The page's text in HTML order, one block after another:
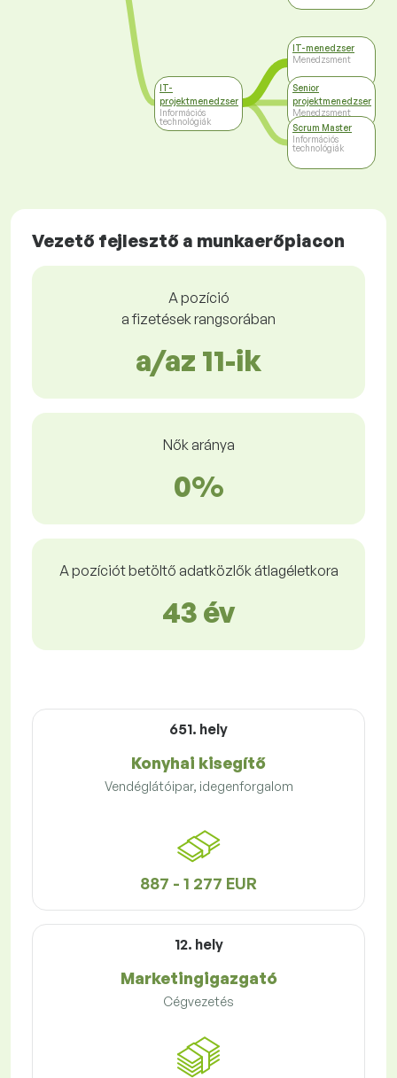
IT-
projektmenedzser
Információs
technológiák
IT-menedzser
Menedzsment
Senior
projektmenedzser
Menedzsment
Scrum Master
Információs
technológiák
Vezető fejlesztő a munkaerőpiacon
A pozíció
a fizetések rangsorában
a/az 11-ik
Nők aránya
0%
A pozíciót betöltő adatközlők átlagéletkora
43 év
651. hely
Konyhai kisegítő
Vendéglátóipar, idegenforgalom
887 - 1 277 EUR
12. hely
Marketingigazgató
Cégvezetés